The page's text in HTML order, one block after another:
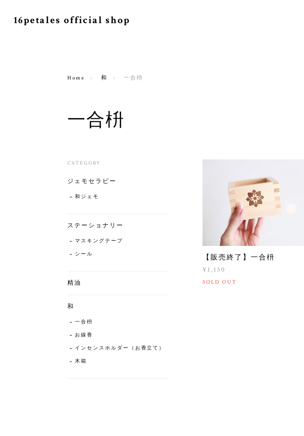
16petales official shop
Home 和 一合枡
一合枡
【販売終了】一合枡
¥1,150
SOLD OUT
CATEGORY
ジェモセラピー
和ジェモ
ステーショナリー
マスキングテープ
シール
精油
和
一合枡
お線香
インセンスホルダー（お香立て）
木箱